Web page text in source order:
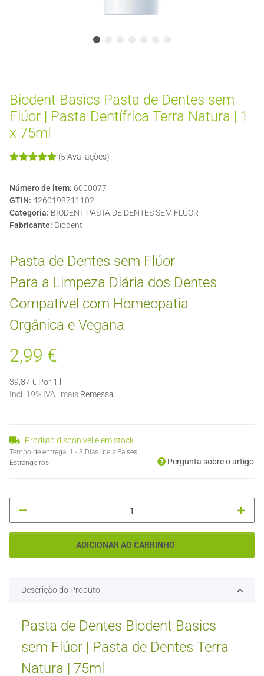
Biodent Basics Pasta de Dentes sem
Flúor | Pasta Dentífrica Terra Natura | 1
x 75ml
(5 Avaliações)
Número de item: 6000077
GTIN: 4260198711102
Categoria: BIODENT PASTA DE DENTES SEM FLÚOR
Fabricante: Biodent
Pasta de Dentes sem Flúor
Para a Limpeza Diária dos Dentes
Compatível com Homeopatia
Orgânica e Vegana
2,99 €
39,87 € Por 1 l
Incl. 19% IVA , mais Remessa
Produto disponível e em stock
Tempo de entrega: 1 - 3 Dias úteis Países
Estrangeiros
Pergunta sobre o artigo
ADICIONAR AO CARRINHO
Descrição do Produto
Pasta de Dentes Biodent Basics
sem Flúor | Pasta de Dentes Terra
Natura | 75ml